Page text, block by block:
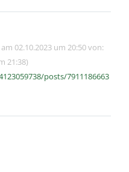
02.10.2023 um 20:50 von:
21:38)
posts/7911186663